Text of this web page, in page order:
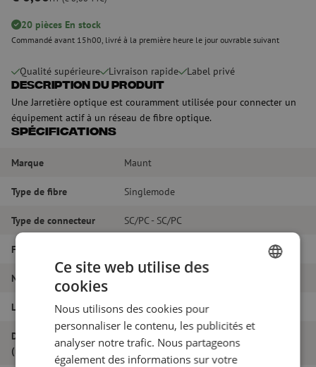
20 pièces En stock
Commandé avant 15h00, livré à la première heure le jour ouvrable suivant
Qualité supérieure Livraison rapide Label privé
Description du produit
Une Jarretière optique est couramment utilisée pour connecter un
équipement actif à un réseau de fibre optique.
Spécifications
Marque Maunt
Type de fibre Singlemode
Type de connecteur SC/PC - SC/PC
Fibretype
Nombre de fibres
Longueur 23m
Diamètre extérieur
(mm)
1.8
Ce site web utilise des
cookies
Nous utilisons des cookies pour
personnaliser le contenu, les publicités et
analyser notre trafic. Nous partageons
également des informations sur votre